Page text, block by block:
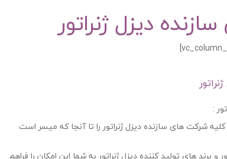
دیزل ژنراتور
:
شرکت های سازنده دیزل ژنراتور را تا آنجا که میسر است
و برند های تولید کننده دیزل ژنراتور به شما این امکان را فراهم